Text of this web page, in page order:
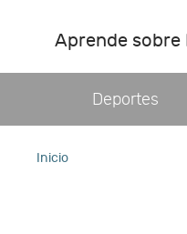
Aprende sobre
Deportes
Inicio